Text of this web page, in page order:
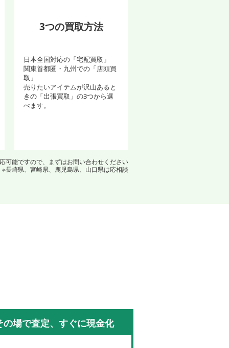
3つの買取方法
日本全国対応の「宅配買取」
関東首都圏・九州での「店頭買
取」
売りたいアイテムが沢山あると
きの「出張買取」の3つから選
べます。
可能ですので、まずはお問い合わせください
※長崎県、宮崎県、鹿児島県、山口県は応相談
の場で査定、すぐに現金化